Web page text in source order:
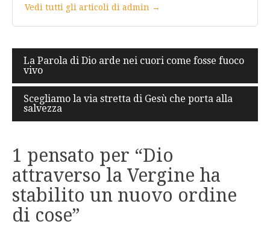
Vedi tutti gli articoli di admin →
Navigazione
articoli
La Parola di Dio arde nei cuori come fosse fuoco
vivo
Scegliamo la via stretta di Gesù che porta alla
salvezza
1 pensato per “Dio
attraverso la Vergine ha
stabilito un nuovo ordine
di cose”